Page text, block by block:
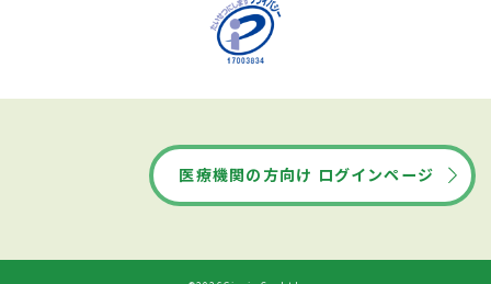
医療機関の方向け ログインページ